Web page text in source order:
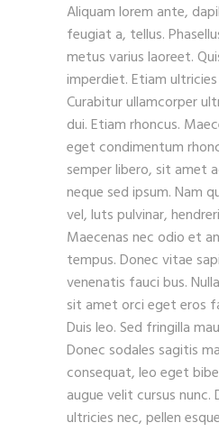
Aliquam lorem ante,
feugiat a, tellus.
metus varius laoreet.
imperdiet. Etiam
Curabitur ullamcorper
dui. Etiam rhoncus.
eget condimentum
semper libero, sit amet
neque sed ipsum. Nam
vel, luts pulvinar,
Maecenas nec odio et
tempus. Donec vitae
venenatis fauci bus.
sit amet orci eget eros
Duis leo. Sed fringilla
Donec sodales sagitis
consequat, leo eget
augue velit cursus nunc.
ultricies nec, pellen